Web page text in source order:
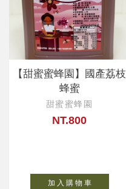
【甜蜜蜜蜂園】國產荔枝
蜂蜜
甜蜜蜜蜂園
NT.800
加 入 購 物 車